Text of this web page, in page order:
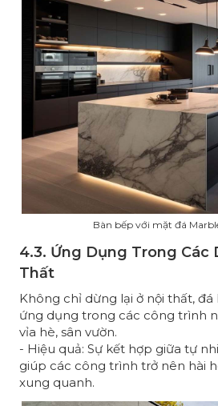
Bàn bếp với mặt đá
4.3. Ứng Dụng Trong Các
Thất
Không chỉ dừng lại ở nội thất,
ứng dụng trong các công trình
vỉa hè, sân vườn.
- Hiệu quả: Sự kết hợp giữa tự
giúp các công trình trở nên hài
xung quanh.